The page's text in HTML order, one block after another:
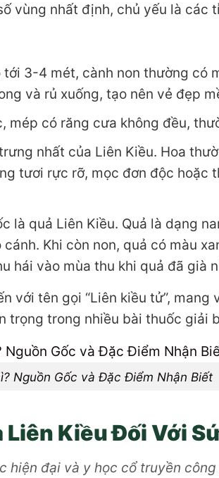
vùng nhất định, chủ yếu là các
3-4 mét, cành non thường có
và rủ xuống, tạo nên vẻ đẹp
mép có răng cưa không đều,
nhất của Liên Kiều. Hoa
tươi rực rỡ, mọc đơn độc hoặc
là quả Liên Kiều. Quả là dạng
Khi còn non, quả có màu
hái vào mùa thu khi quả đã già
với tên gọi “Liên kiều tử”,
trọng trong nhiều bài thuốc giải
Nguồn Gốc và Đặc Điểm Nhận Biết
Kiều Đối Với
hiện đại và y học cổ truyền